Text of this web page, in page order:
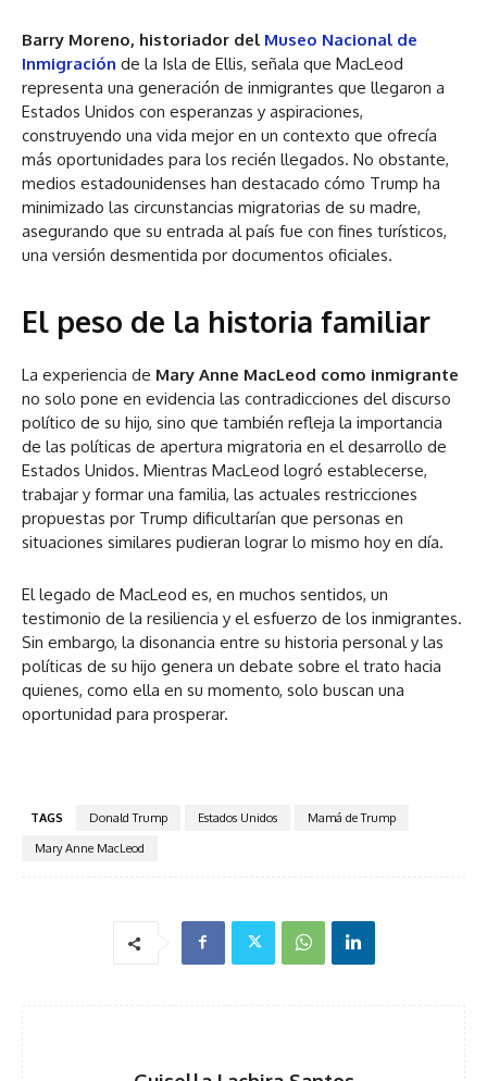
Barry Moreno, historiador del Museo Nacional de
Inmigración de la Isla de Ellis, señala que MacLeod
representa una generación de inmigrantes que llegaron a
Estados Unidos con esperanzas y aspiraciones,
construyendo una vida mejor en un contexto que ofrecía
más oportunidades para los recién llegados. No obstante,
medios estadounidenses han destacado cómo Trump ha
minimizado las circunstancias migratorias de su madre,
asegurando que su entrada al país fue con fines turísticos,
una versión desmentida por documentos oficiales.
El peso de la historia familiar
La experiencia de Mary Anne MacLeod como inmigrante
no solo pone en evidencia las contradicciones del discurso
político de su hijo, sino que también refleja la importancia
de las políticas de apertura migratoria en el desarrollo de
Estados Unidos. Mientras MacLeod logró establecerse,
trabajar y formar una familia, las actuales restricciones
propuestas por Trump dificultarían que personas en
situaciones similares pudieran lograr lo mismo hoy en día.
El legado de MacLeod es, en muchos sentidos, un
testimonio de la resiliencia y el esfuerzo de los inmigrantes.
Sin embargo, la disonancia entre su historia personal y las
políticas de su hijo genera un debate sobre el trato hacia
quienes, como ella en su momento, solo buscan una
oportunidad para prosperar.
TAGS Donald Trump Estados Unidos
Mamá de Trump
Mary Anne MacLeod